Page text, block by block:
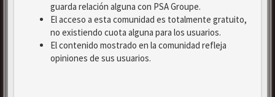
guarda relación alguna con PSA Groupe.
El acceso a esta comunidad es totalmente gratuito,
no existiendo cuota alguna para los usuarios.
El contenido mostrado en la comunidad refleja
opiniones de sus usuarios.